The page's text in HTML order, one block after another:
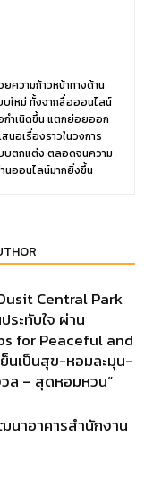
ความก้าวหน้าทางด้าน
ใหม่ ทั้งจากสื่อออนไลน์
กำเนิดขึ้น แตกย่อยออก
นอเรื่องราวในวงการ
บตกแต่ง ตลอดจนความ
ออนไลน์มากยิ่งขึ้น
Central Park
ะทับใจ ผ่าน
for Peaceful and
นเป็นสุข-หอมละมุน-
ล – สุดหอมหวน”
นาอาคารสำนักงาน